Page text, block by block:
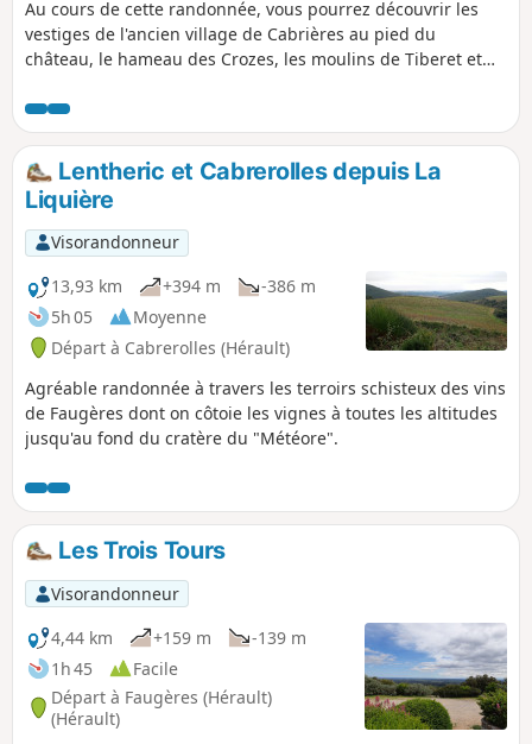
du niveau de risque des incendies.
Pensez à consulter la carte.
Au cours de cette randonnée, vous pourrez découvrir les
vestiges de l'ancien village de Cabrières au pied du
château, le hameau des Crozes, les moulins de Tiberet et
Lentheric et Cabrerolles depuis La
Liquière
Visorandonneur
13,93 km
+394 m
-386 m
5h 05
Moyenne
Départ à Cabrerolles (Hérault)
Agréable randonnée à travers les terroirs schisteux des vins
de Faugères dont on côtoie les vignes à toutes les altitudes
jusqu'au fond du cratère du "Météore".
Les Trois Tours
Visorandonneur
4,44 km
+159 m
-139 m
1h 45
Facile
Départ à Faugères (Hérault)
(Hérault)